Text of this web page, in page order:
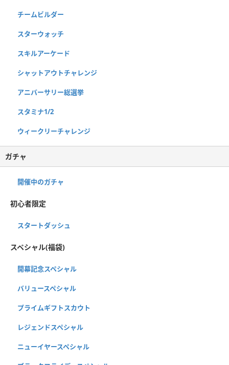
チームビルダー
スターウォッチ
スキルアーケード
シャットアウトチャレンジ
アニバーサリー総選挙
スタミナ1/2
ウィークリーチャレンジ
ガチャ
開催中のガチャ
初心者限定
スタートダッシュ
スペシャル(福袋)
開幕記念スペシャル
バリュースペシャル
プライムギフトスカウト
レジェンドスペシャル
ニューイヤースペシャル